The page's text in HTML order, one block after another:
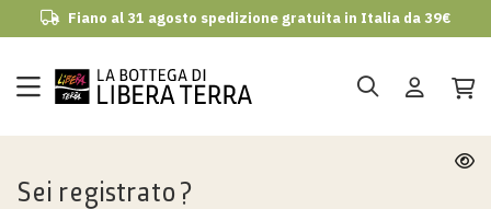
Fiano al 31 agosto spedizione gratuita in Italia da 39€
Sei registrato?